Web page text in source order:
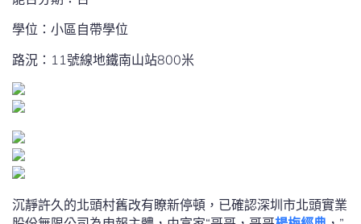
學位：小區自帶學位
路況：11號線地鐵南山站800米
沉靜許久的北頭村舊改有瞭新停頓，已確認深圳市北頭實業